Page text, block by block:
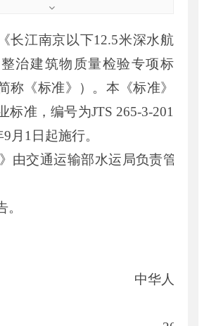
交通运输部公告2017年第25号
2017年08月02日
水运工程标准
运局
公告通告
长江南京以下12.5米深水航
治建筑物质量检验专项标
称《标准》）。本《标准》
标准，编号为JTS 265-3-201
9月 1 日起施行。
由交通运输部水运局负责管
。
中华人民共